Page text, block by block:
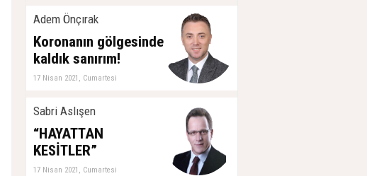
Adem Önçırak
Koronanın gölgesinde
kaldık sanırım!
17 Nisan 2021, Cumartesi
Sabri Aslışen
“HAYATTAN
KESİTLER”
17 Nisan 2021, Cumartesi